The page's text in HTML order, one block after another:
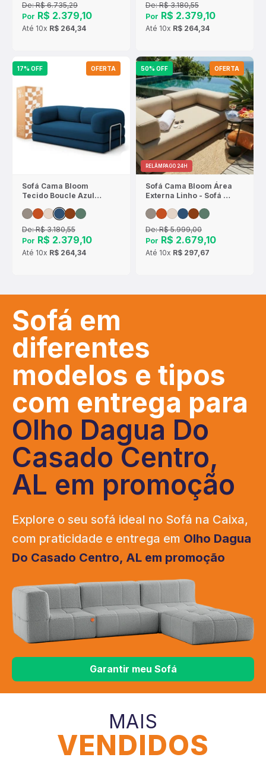
De:R$ 6.735,29
Por R$ 2.379,10
Até 10x R$ 264,34
De:R$ 3.180,55
Por R$ 2.379,10
Até 10x R$ 264,34
17% OFF OFERTA
Sofá Cama Bloom
Tecido Boucle Azul
Marinho - Sofá na
Caixa
De:R$ 3.180,55
Por R$ 2.379,10
Até 10x R$ 264,34
50% OFF OFERTA
RELÂMPAGO 24H
Sofá Cama Bloom Área
Externa Linho - Sofá na
De:R$ 5.999,00
Por R$ 2.679,10
Até 10x R$ 297,67
Sofá em
diferentes
modelos e tipos
com entrega para
Olho Dagua Do
Casado Centro,
AL em promoção
Explore o seu sofá ideal no Sofá na Caixa,
com praticidade e entrega em Olho Dagua
Do Casado Centro, AL em promoção
Garantir meu Sofá
MAIS
VENDIDOS